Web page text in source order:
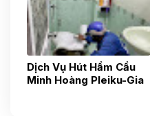
Dịch Vụ Hút Hầm Cầu
Minh Hoàng Pleiku-Gia